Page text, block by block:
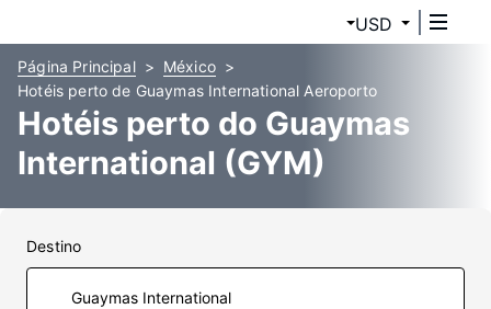
USD
Página Principal
México
Hotéis perto de Guaymas International Aeroporto
Hotéis perto do Guaymas
International (GYM)
Destino